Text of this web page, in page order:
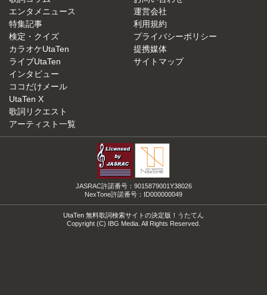
エンタメニュース
特集記事
検定・クイズ
カラオケUtaTen
ライブUtaTen
インタビュー
ココだけメール
UtaTen X
歌詞リクエスト
アーティスト一覧
運営会社
利用規約
プライバシーポリシー
提携媒体
サイトマップ
JASRAC許諾番号：9015879001Y38026
NexTone許諾番号：ID000000049
UtaTen 無料歌詞検索サイトの決定版！うたてん
Copyright (C) IBG Media. All Rights Reserved.